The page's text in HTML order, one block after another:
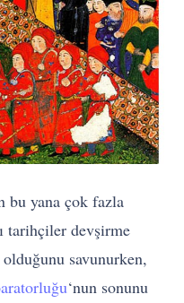
bu yana çok fazla
tarihçiler devşirme
savunurken,
‘nun sonunu